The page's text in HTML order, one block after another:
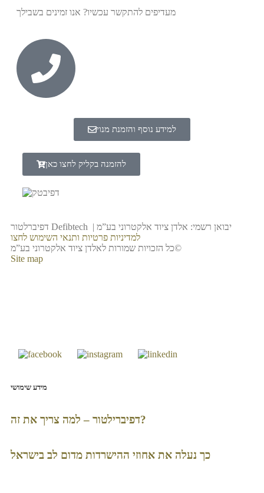
מעדיפים להתקשר עכשיו? אנו זמינים בשבילך
למידע נוסף והזמנת מנוי
להזמנה בקליק לחצו כאן
דפיברלטור Defibtech | יבואן רשמי: אלדן ציוד אלקטרוני בע”מ
למדיניות פרטיות ותנאי השימוש לחצו
כל הזכויות שמורות לאלדן ציוד אלקטרוני בע”מ©
Site map
מידע שימושי
דפיברילטור – למה צריך את זה?
כך נעלה את אחוזי ההישרדות מדום לב בישראל